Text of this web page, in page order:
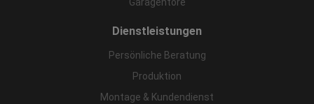
Dienstleistungen
Persönliche Beratung
Produktion
Montage & Kundendienst